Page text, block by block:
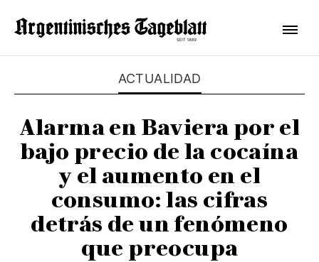
ACTUALIDAD
Alarma en Baviera por el
bajo precio de la cocaína
y el aumento en el
consumo: las cifras
detrás de un fenómeno
que preocupa